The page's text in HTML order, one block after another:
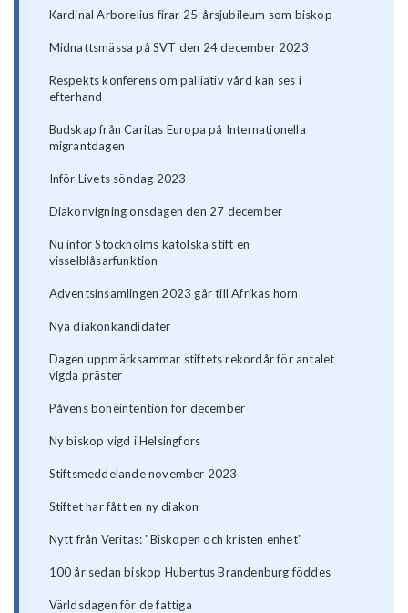
Kardinal Arborelius firar 25-årsjubileum som biskop
Midnattsmässa på SVT den 24 december 2023
Respekts konferens om palliativ vård kan ses i
efterhand
Budskap från Caritas Europa på Internationella
migrantdagen
Inför Livets söndag 2023
Diakonvigning onsdagen den 27 december
Nu inför Stockholms katolska stift en
visselblåsarfunktion
Adventsinsamlingen 2023 går till Afrikas horn
Nya diakonkandidater
Dagen uppmärksammar stiftets rekordår för antalet
vigda präster
Påvens böneintention för december
Ny biskop vigd i Helsingfors
Stiftsmeddelande november 2023
Stiftet har fått en ny diakon
Nytt från Veritas: "Biskopen och kristen enhet"
100 år sedan biskop Hubertus Brandenburg föddes
Världsdagen för de fattiga